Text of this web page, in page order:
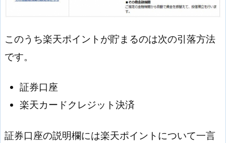
このうち楽天ポイントが貯まるのは次の引落方法
です。
証券口座
楽天カードクレジット決済
証券口座の説明欄には楽天ポイントについて一言